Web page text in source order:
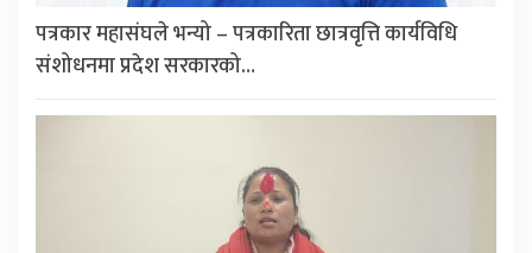
पत्रकार महासंघले भन्यो – पत्रकारिता छात्रवृत्ति कार्यविधि
संशोधनमा प्रदेश सरकारको…